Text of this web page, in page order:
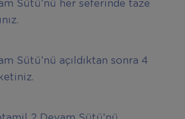
Sütü’nü her seferinde taze
Sütü’nü açıldıktan sonra 4